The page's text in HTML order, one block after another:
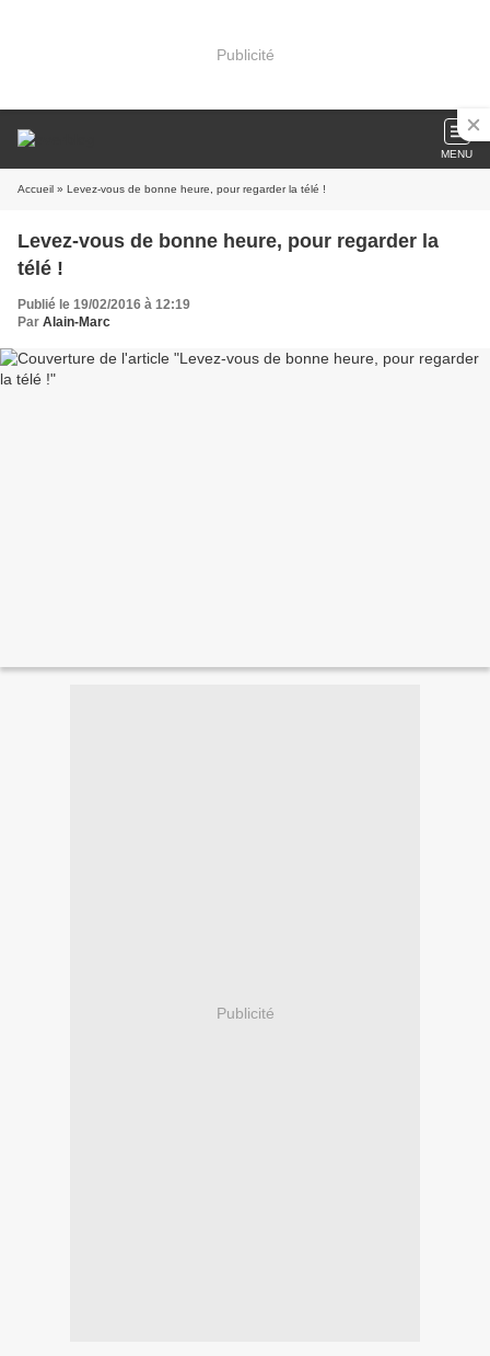
Publicité
MENU
Accueil » Levez-vous de bonne heure, pour regarder la télé !
Levez-vous de bonne heure, pour regarder la
télé !
Publié le 19/02/2016 à 12:19
Par Alain-Marc
Publicité